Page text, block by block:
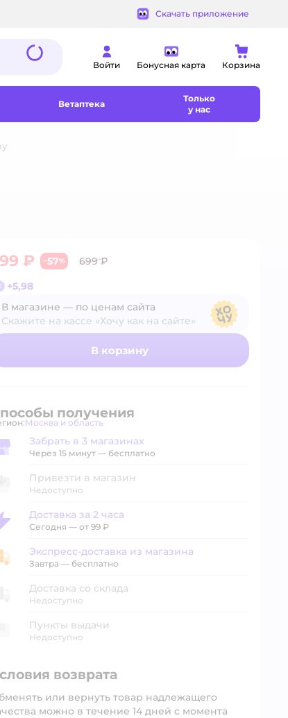
Скачать приложение
Войти Бонусная карта Корзина
Ветаптека
Только
у нас
₽ −57%
699 ₽
+5,98
В магазине — по ценам сайта
Скажите на кассе «Хочу как на сайте»
В магазине — по ценам сайта
В корзину
получения
Выбор адреса доставки.
Москва и область
в магазине
Забрать в 3 магазинах
Через 15 минут — бесплатно
Привезти в магазин
Недоступно
за 2 часа
Доставка за 2 часа
Сегодня — от 99 ₽
доставка из магазина
Экспресс-доставка из магазина
Завтра — бесплатно
Доставка со склада
Недоступно
Пункты выдачи
Недоступно
возврата
или вернуть товар надлежащего
можно в течение 14 дней с момента